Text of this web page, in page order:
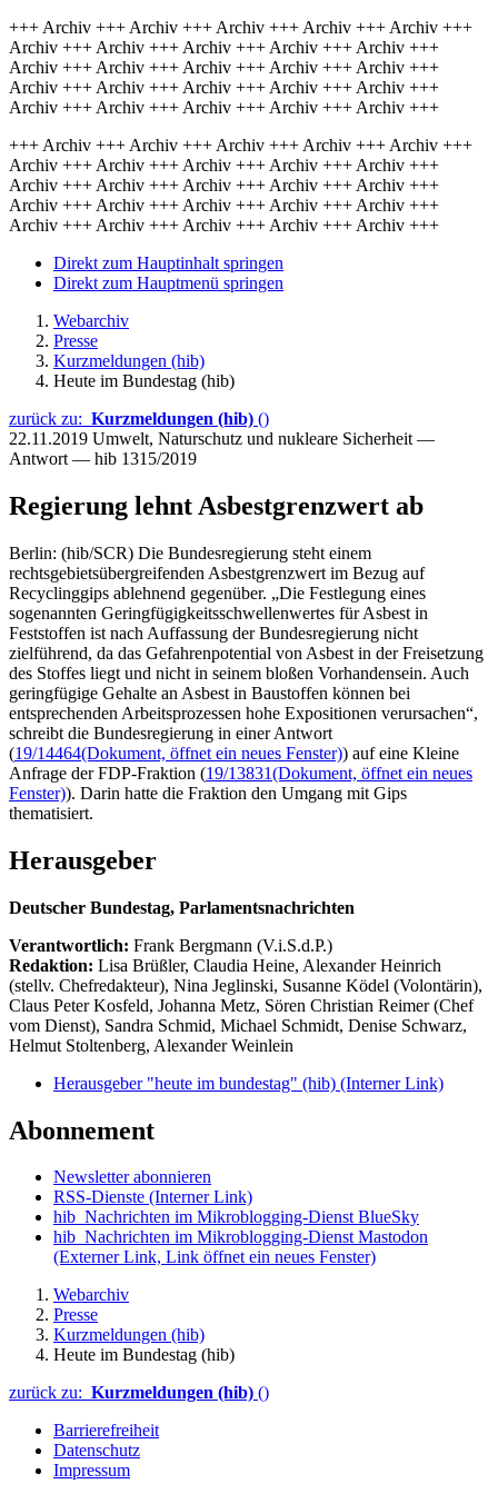
+++ Archiv +++ Archiv +++ Archiv +++ Archiv +++ Archiv +++
Archiv +++ Archiv +++ Archiv +++ Archiv +++ Archiv +++
Archiv +++ Archiv +++ Archiv +++ Archiv +++ Archiv +++
Archiv +++ Archiv +++ Archiv +++ Archiv +++ Archiv +++
Archiv +++ Archiv +++ Archiv +++ Archiv +++ Archiv +++
+++ Archiv +++ Archiv +++ Archiv +++ Archiv +++ Archiv +++
Archiv +++ Archiv +++ Archiv +++ Archiv +++ Archiv +++
Archiv +++ Archiv +++ Archiv +++ Archiv +++ Archiv +++
Archiv +++ Archiv +++ Archiv +++ Archiv +++ Archiv +++
Archiv +++ Archiv +++ Archiv +++ Archiv +++ Archiv +++
Direkt zum Hauptinhalt springen
Direkt zum Hauptmenü springen
Webarchiv
Presse
Kurzmeldungen (hib)
Heute im Bundestag (hib)
zurück zu: Kurzmeldungen (hib) ()
22.11.2019 Umwelt, Naturschutz und nukleare Sicherheit —
Antwort — hib 1315/2019
Regierung lehnt Asbestgrenzwert ab
Berlin: (hib/SCR) Die Bundesregierung steht einem
rechtsgebietsübergreifenden Asbestgrenzwert im Bezug auf
Recyclinggips ablehnend gegenüber. „Die Festlegung eines
sogenannten Geringfügigkeitsschwellenwertes für Asbest in
Feststoffen ist nach Auffassung der Bundesregierung nicht
zielführend, da das Gefahrenpotential von Asbest in der Freisetzung
des Stoffes liegt und nicht in seinem bloßen Vorhandensein. Auch
geringfügige Gehalte an Asbest in Baustoffen können bei
entsprechenden Arbeitsprozessen hohe Expositionen verursachen“,
schreibt die Bundesregierung in einer Antwort
(19/14464(Dokument, öffnet ein neues Fenster)) auf eine Kleine
Anfrage der FDP-Fraktion (19/13831(Dokument, öffnet ein neues
Fenster)). Darin hatte die Fraktion den Umgang mit Gips
thematisiert.
Herausgeber
Deutscher Bundestag, Parlamentsnachrichten
Verantwortlich: Frank Bergmann (V.i.S.d.P.)
Redaktion: Lisa Brüßler, Claudia Heine, Alexander Heinrich
(stellv. Chefredakteur), Nina Jeglinski, Susanne Ködel (Volontärin),
Claus Peter Kosfeld, Johanna Metz, Sören Christian Reimer (Chef
vom Dienst), Sandra Schmid, Michael Schmidt, Denise Schwarz,
Helmut Stoltenberg, Alexander Weinlein
Herausgeber "heute im bundestag" (hib) (Interner Link)
Abonnement
Newsletter abonnieren
RSS-Dienste (Interner Link)
hib_Nachrichten im Mikroblogging-Dienst BlueSky
hib_Nachrichten im Mikroblogging-Dienst Mastodon
(Externer Link, Link öffnet ein neues Fenster)
Webarchiv
Presse
Kurzmeldungen (hib)
Heute im Bundestag (hib)
zurück zu: Kurzmeldungen (hib) ()
Barrierefreiheit
Datenschutz
Impressum